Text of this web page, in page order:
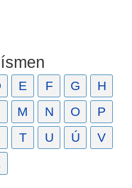
E F G
H
M N O
P
T U Ú
V